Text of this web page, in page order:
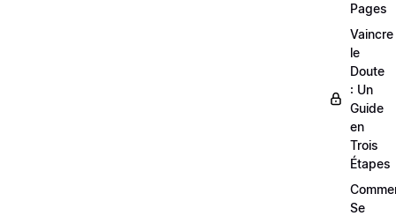
Pages
Vaincre
le
Doute
: Un
Guide
en
Trois
Étapes
Se